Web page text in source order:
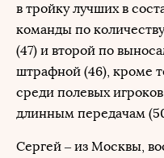
в тройку лучших в
команды по
(47) и второй по
штрафной (46), кроме
среди полевых
длинным передачам
Сергей – из Москвы,